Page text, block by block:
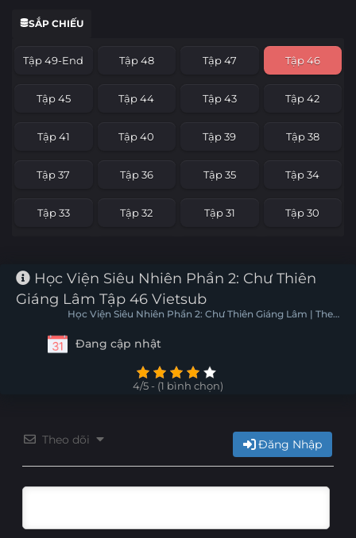
SẮP CHIẾU
Tập 49-End Tập 48 Tập 47 Tập 46
Tập 45 Tập 44 Tập 43 Tập 42
Tập 41 Tập 40 Tập 39 Tập 38
Tập 37 Tập 36 Tập 35 Tập 34
Tập 33 Tập 32 Tập 31 Tập 30
Tập 25
Tập 16 Tập 15
Tập 9 Tập 6
Học Viện Siêu Nhiên Phần 2: Chư Thiên
Giáng Lâm Tập 46 Vietsub
Học Viện Siêu Nhiên Phần 2: Chư Thiên Giáng Lâm | The
Đang cập nhật
4/5 - (1 bình chọn)
Theo dõi Đăng Nhập